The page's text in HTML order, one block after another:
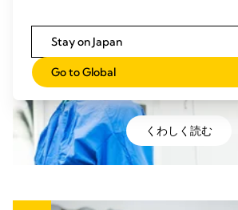
メデラによう
くわしく読む
Stay on Japan
Go to Global